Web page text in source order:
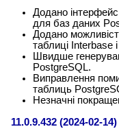
Додано
для баз даних
Додано
таблиці Interbase
Швидше
PostgreSQL.
Виправлення
таблиць
Незначні
11.0.9.432 (2024-02-14)